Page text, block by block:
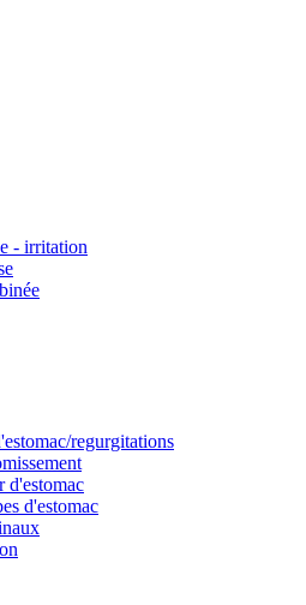
- irritation
regurgitations
d'estomac
d'estomac